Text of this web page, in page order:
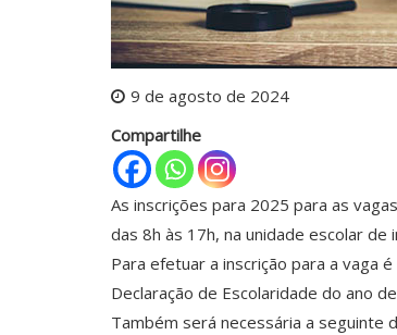
9 de agosto de 2024
Compartilhe
As inscrições para 2025 para as
das 8h às 17h, na unidade escolar
Para efetuar a inscrição para a vaga
Declaração de Escolaridade do ano
Também será necessária a seguinte